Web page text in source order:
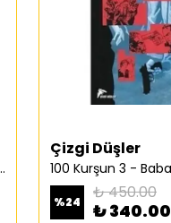
Çizgi Roman
Çizgi Düşler
%24 ₺ 450.00
₺ 340.00